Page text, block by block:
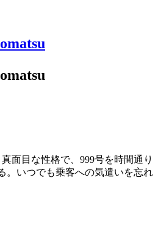
面目な性格で、999号を時間通り
。いつでも乗客への気遣いを忘れ